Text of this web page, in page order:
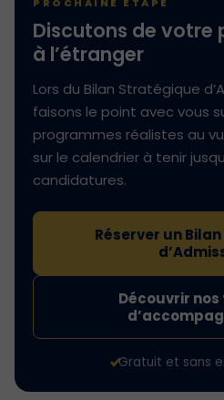
Discutons de votre
à l’étranger
Lors du Bilan Stratégique
faisons le point avec vous
programmes réalistes au
sur le calendrier à tenir
candidatures.
Réserver un
Découvrir
Gratuit et sans